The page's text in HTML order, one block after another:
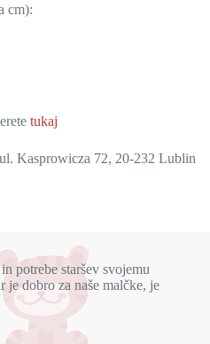
cm):
tukaj
Kasprowicza 72, 20-232 Lublin
potrebe staršev svojemu
dobro za naše malčke, je